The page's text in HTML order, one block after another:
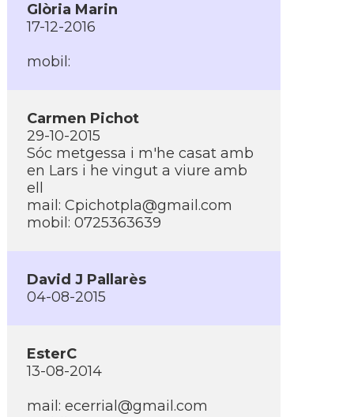
Glòria Marin
17-12-2016
mobil:
Carmen Pichot
29-10-2015
Sóc metgessa i m'he casat amb
en Lars i he vingut a viure amb
ell
mail: Cpichotpla@gmail.com
mobil: 0725363639
David J Pallarès
04-08-2015
EsterC
13-08-2014
mail: ecerrial@gmail.com